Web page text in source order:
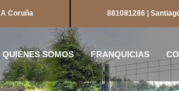
Coruña 881081286 |
QUIÉNES SOMOS FRANQUICIAS